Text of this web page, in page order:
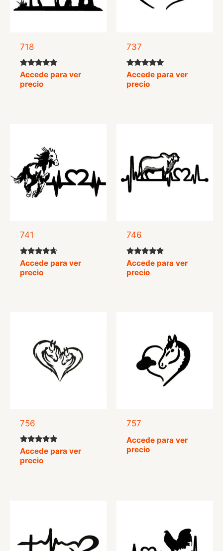
718
Valorado
con
4.90
Accede para ver
precio
737
Valorado
con
5.00
Accede para ver
precio
741
Valorado
con
4.50
Accede para ver
precio
746
Valorado
con
4.67
Accede para ver
precio
756
Valorado
con
5.00
Accede para ver
precio
757
Accede para ver
precio